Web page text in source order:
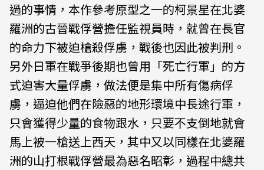
過的事情，本作參考原型之一的柯景星在北婆
羅洲的古晉戰俘營擔任監視員時，就曾在長官
的命力下被迫槍殺俘虜，戰後也因此被判刑。
另外日軍在戰爭後期也曾用「死亡行軍」的方
式迫害大量俘虜，做法便是集中所有傷病俘
虜，逼迫他們在險惡的地形環境中長途行軍，
只會獲得少量的食物跟水，只要不支倒地就會
馬上被一槍送上西天，其中又以同樣在北婆羅
洲的山打根戰俘營最為惡名昭彰，過程中總共